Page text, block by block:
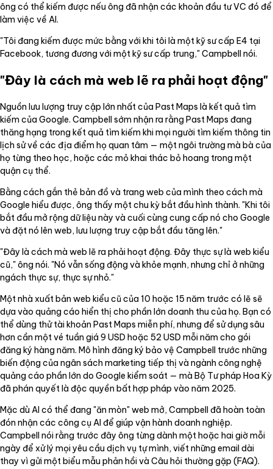
ông có thể kiếm được nếu ông đã nhận các khoản đầu tư VC đó để
làm việc về AI.
"Tôi đang kiếm được mức bằng với khi tôi là một kỹ sư cấp E4 tại
Facebook, tương đương với một kỹ sư cấp trung," Campbell nói.
"Đây là cách mà web lẽ ra phải hoạt động"
Nguồn lưu lượng truy cập lớn nhất của Past Maps là kết quả tìm
kiếm của Google. Campbell sớm nhận ra rằng Past Maps đang
thăng hạng trong kết quả tìm kiếm khi mọi người tìm kiếm thông tin
lịch sử về các địa điểm họ quan tâm — một ngôi trường mà bà của
họ từng theo học, hoặc các mỏ khai thác bỏ hoang trong một
quận cụ thể.
Bằng cách gắn thẻ bản đồ và trang web của mình theo cách mà
Google hiểu được, ông thấy một chu kỳ bắt đầu hình thành. "Khi tôi
bắt đầu mở rộng dữ liệu này và cuối cùng cung cấp nó cho Google
và đặt nó lên web, lưu lượng truy cập bắt đầu tăng lên."
"Đây là cách mà web lẽ ra phải hoạt động. Đây thực sự là web kiểu
cũ," ông nói. "Nó vẫn sống động và khỏe mạnh, nhưng chỉ ở những
ngách thực sự, thực sự nhỏ."
Một nhà xuất bản web kiểu cũ của 10 hoặc 15 năm trước có lẽ sẽ
dựa vào quảng cáo hiển thị cho phần lớn doanh thu của họ. Bạn có
thể dùng thử tài khoản Past Maps miễn phí, nhưng để sử dụng sâu
hơn cần một vé tuần giá 9 USD hoặc 52 USD mỗi năm cho gói
đăng ký hàng năm. Mô hình đăng ký bảo vệ Campbell trước những
biến động của ngân sách marketing tiếp thị và ngành công nghệ
quảng cáo phần lớn do Google kiểm soát — mà Bộ Tư pháp Hoa Kỳ
đã phán quyết là độc quyền bất hợp pháp vào năm 2025.
Mặc dù AI có thể đang "ăn mòn" web mở, Campbell đã hoàn toàn
đón nhận các công cụ AI để giúp vận hành doanh nghiệp.
Campbell nói rằng trước đây ông từng dành một hoặc hai giờ mỗi
ngày để xử lý mọi yêu cầu dịch vụ tự mình, viết những email dài
thay vì gửi một biểu mẫu phản hồi và Câu hỏi thường gặp (FAQ).